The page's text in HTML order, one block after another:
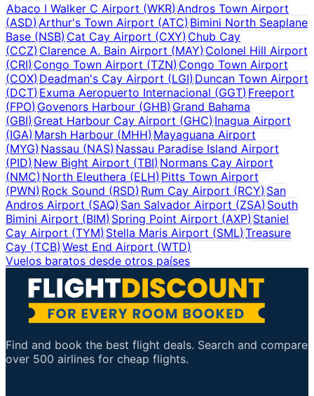
Abaco I Walker C Airport (WKR)Andros Town Airport
(ASD)Arthur's Town Airport (ATC) Bimini North Seaplane
Base (NSB)Cat Cay Airport (CXY)Chub Cay
(CCZ)Clarence A. Bain Airport (MAY) Colonel Hill Airport
(CRI)Congo Town Airport (TZN) Congo Town Airport
(COX)Deadman's Cay Airport (LGI) Duncan Town Airport
(DCT)Exuma Aeropuerto Internacional (GGT) Freeport
(FPO)Govenors Harbour (GHB) Grand Bahama
(GBI)Great Harbour Cay Airport (GHC) Inagua Airport
(IGA)Marsh Harbour (MHH) Mayaguana Airport
(MYG)Nassau (NAS) Nassau Paradise Island Airport
(PID)New Bight Airport (TBI) Normans Cay Airport
(NMC)North Eleuthera (ELH)Pitts Town Airport
(PWN)Rock Sound (RSD) Rum Cay Airport (RCY)San
Andros Airport (SAQ)San Salvador Airport (ZSA)South
Bimini Airport (BIM)Spring Point Airport (AXP) Staniel
Cay Airport (TYM)Stella Maris Airport (SML) Treasure
Cay (TCB)West End Airport (WTD)
Vuelos baratos desde otros países
Find and book the best flight deals. Search and compare
over 500 airlines for cheap flights.